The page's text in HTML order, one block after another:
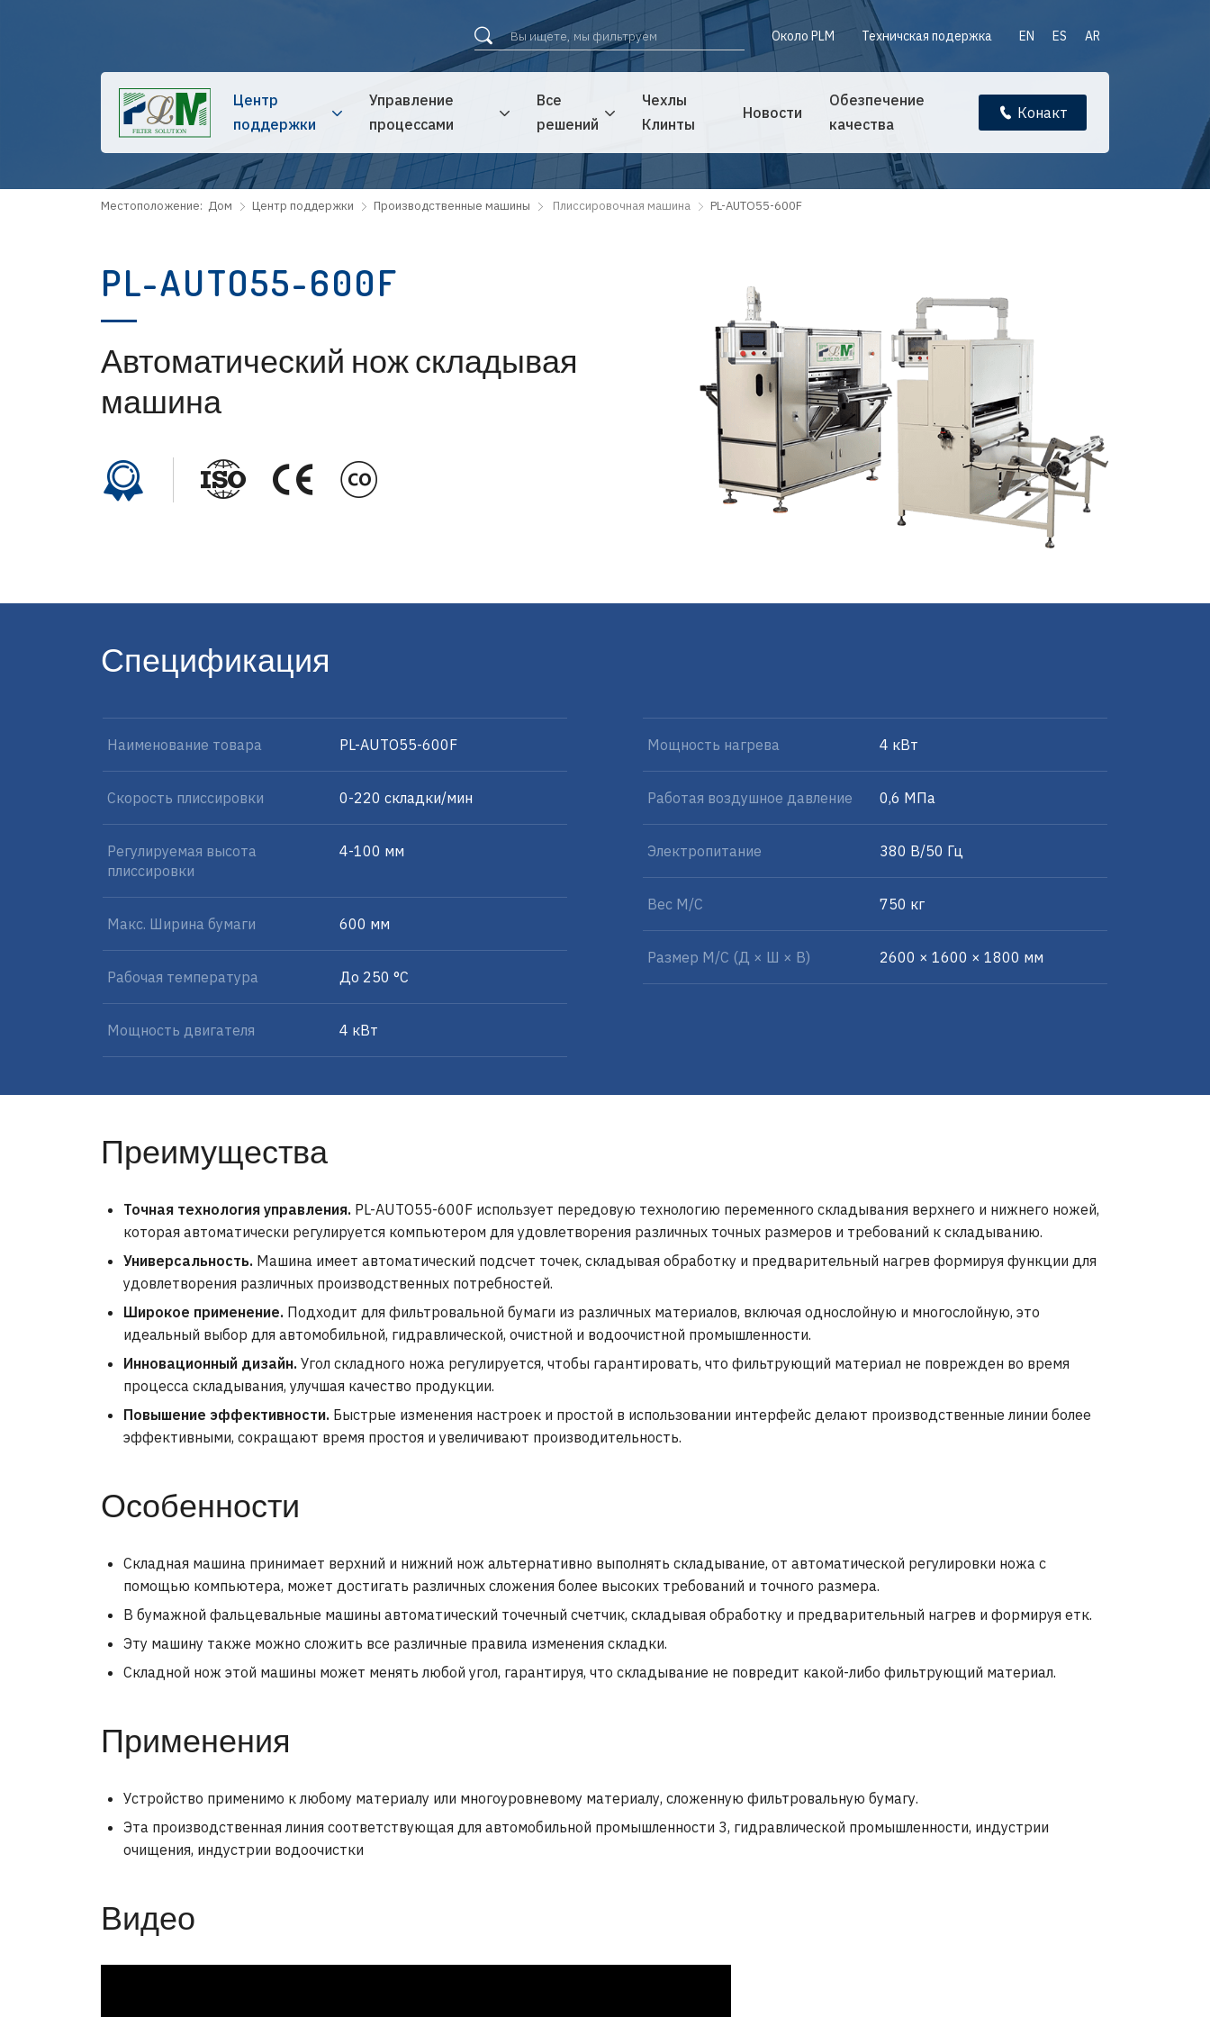
Около PLM Техничская подержка EN ES AR
Центр
поддержки
Управление
процессами
Все
решений
Чехлы
Клинты
Новости
Обезпечение
качества
Конакт
Местоположение: Дом Центр поддержки Производственные машины Плиссировочная машина PL-AUTO55-600F
PL-AUTO55-600F
Автоматический нож складывая
машина
Спецификация
Наименование товара PL-AUTO55-600F
Скорость плиссировки 0-220 складки/мин
Регулируемая высота
плиссировки
4-100 мм
Макс. Ширина бумаги 600 мм
Рабочая температура До 250 °C
Мощность двигателя 4 кВт
Мощность нагрева 4 кВт
Работая воздушное давление 0,6 МПа
Электропитание 380 В/50 Гц
Вес М/С 750 кг
Размер M/C (Д × Ш × В) 2600 × 1600 × 1800 мм
Преимущества
Точная технология управления. PL-AUTO55-600F использует передовую технологию переменного складывания верхнего и нижнего ножей,
которая автоматически регулируется компьютером для удовлетворения различных точных размеров и требований к складыванию.
Универсальность. Машина имеет автоматический подсчет точек, складывая обработку и предварительный нагрев формируя функции для
удовлетворения различных производственных потребностей.
Широкое применение. Подходит для фильтровальной бумаги из различных материалов, включая однослойную и многослойную, это
идеальный выбор для автомобильной, гидравлической, очистной и водоочистной промышленности.
Инновационный дизайн. Угол складного ножа регулируется, чтобы гарантировать, что фильтрующий материал не поврежден во время
процесса складывания, улучшая качество продукции.
Повышение эффективности. Быстрые изменения настроек и простой в использовании интерфейс делают производственные линии более
эффективными, сокращают время простоя и увеличивают производительность.
Особенности
Складная машина принимает верхний и нижний нож альтернативно выполнять складывание, от автоматической регулировки ножа с
помощью компьютера, может достигать различных сложения более высоких требований и точного размера.
В бумажной фальцевальные машины автоматический точечный счетчик, складывая обработку и предварительный нагрев и формируя етк.
Эту машину также можно сложить все различные правила изменения складки.
Складной нож этой машины может менять любой угол, гарантируя, что складывание не повредит какой-либо фильтрующий материал.
Применения
Устройство применимо к любому материалу или многоуровневому материалу, сложенную фильтровальную бумагу.
Эта производственная линия соответствующая для автомобильной промышленности 3, гидравлической промышленности, индустрии
очищения, индустрии водоочистки
Видео